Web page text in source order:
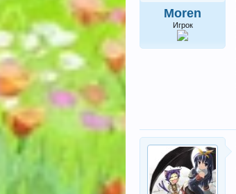
Moren
Игрок